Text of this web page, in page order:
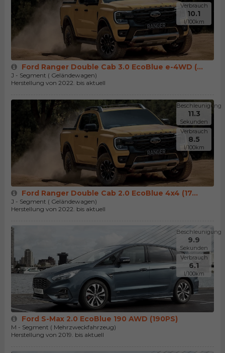
Verbrauch
10.1
l/100km
Ford Ranger Double Cab 3.0 EcoBlue e-4WD (...
J - Segment ( Geländewagen)
Herstellung von 2022. bis aktuell
Beschleunigung
11.3
Sekunden
Verbrauch
8.5
l/100km
Ford Ranger Double Cab 2.0 EcoBlue 4x4 (17...
J - Segment ( Geländewagen)
Herstellung von 2022. bis aktuell
Beschleunigung
9.9
Sekunden
Verbrauch
6.1
l/100km
Ford S-Max 2.0 EcoBlue 190 AWD (190PS)
M - Segment ( Mehrzweckfahrzeug)
Herstellung von 2019. bis aktuell